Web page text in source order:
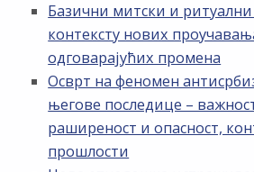
Базични митски и
контексту нових
одговарајућих промена
Осврт на феномен
његове последице –
раширеност и опасност,
прошлости